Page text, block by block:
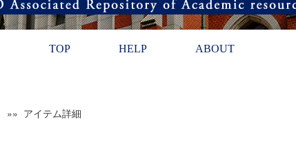
TOP HELP ABOUT
»» アイテム詳細